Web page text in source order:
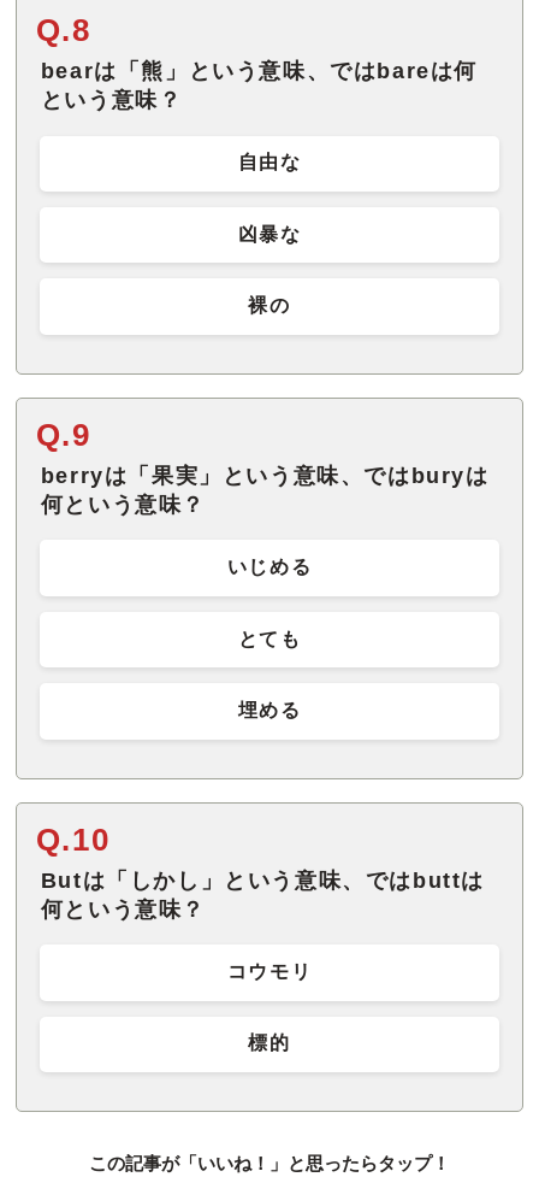
Q.8
bearは「熊」という意味、ではbareは何
という意味？
自由な
凶暴な
裸の
Q.9
berryは「果実」という意味、ではburyは
何という意味？
いじめる
とても
埋める
Q.10
Butは「しかし」という意味、ではbuttは
何という意味？
コウモリ
標的
この記事が「いいね！」と思ったらタップ！